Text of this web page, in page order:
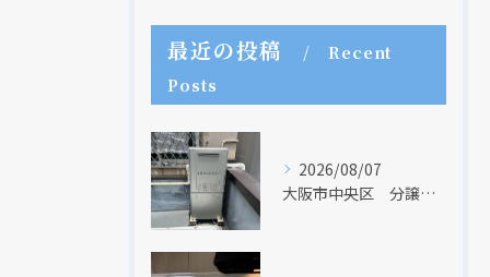
最近の投稿
Recent
Posts
2026/08/07
大阪市中央区 分譲マンションの給湯器取替リフォーム工事 UV除菌機能搭載給湯器